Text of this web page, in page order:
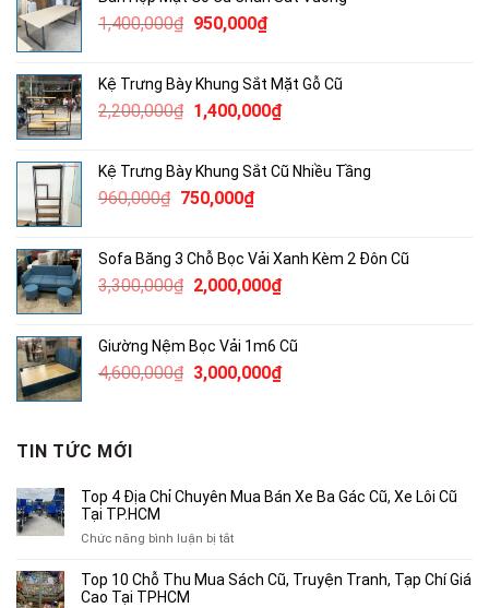
1,400,000₫ Giá
1,400,000₫.
950,000₫Giá
là:
950,000₫.
Kệ Trưng Bày Khung Sắt Mặt Gỗ Cũ
2,200,000₫ Giá
2,200,000₫.
1,400,000₫Giá
là:
Kệ Trưng Bày Khung Sắt Cũ Nhiều Tầng
960,000₫ Giá
960,000₫.
750,000₫Giá
là:
750,000₫.
Sofa Băng 3 Chỗ Bọc Vải Xanh Kèm 2 Đôn Cũ
3,300,000₫ Giá
3,300,000₫.
2,000,000₫Giá
là:
2,000,000₫.
Giường Nệm Bọc Vải 1m6 Cũ
4,600,000₫ Giá
3,000,000₫Giá
TIN TỨC MỚI
Top 4 Địa Chỉ Chuyên Mua Bán Xe Ba Gác Cũ, Xe Lôi Cũ
Tại TP.HCM
Chức năng bình luận bị tắtở
4
Top 10 Chỗ Thu Mua Sách Cũ, Truyện Tranh, Tạp Chí Giá
Cao Tại TPHCM